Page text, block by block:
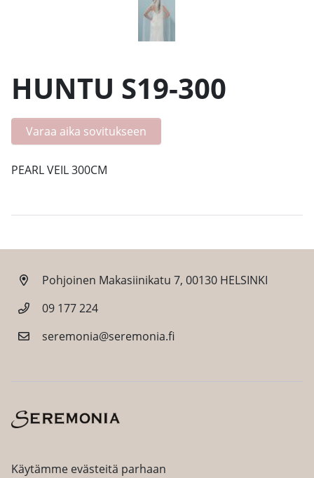
Käytämme evästeitä parhaan
HUNTU S19-300
Varaa aika sovitukseen
PEARL VEIL 300CM
Pohjoinen Makasiinikatu 7, 00130 HELSINKI
09 177 224
seremonia@seremonia.fi
Facebook
Instagram